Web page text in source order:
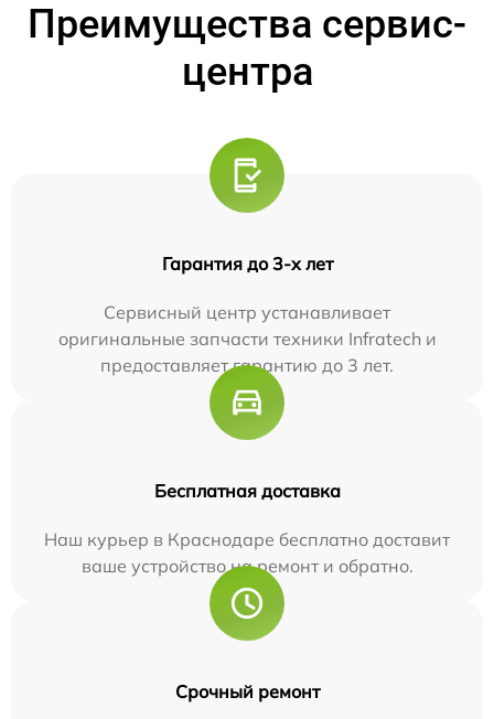
Преимущества сервис-
центра
Гарантия до 3-х лет
Сервисный центр устанавливает
оригинальные запчасти техники Infratech и
предоставляет гарантию до 3 лет.
Бесплатная доставка
Наш курьер в Краснодаре бесплатно доставит
ваше устройство на ремонт и обратно.
Срочный ремонт